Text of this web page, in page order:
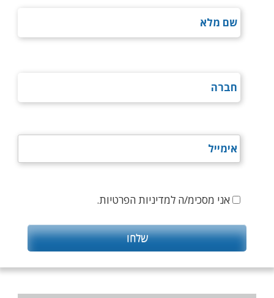
אני מסכימ/ה למדיניות הפרטיות.